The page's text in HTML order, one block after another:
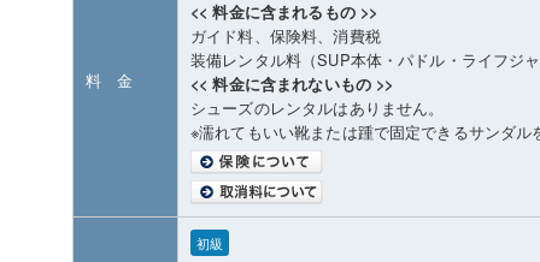
料 金
<< 料金に含まれるもの >>
ガイド料、保険料、消費税
装備レンタル料（SUP本体・パドル・ライフジ
<< 料金に含まれないもの >>
シューズのレンタルはありません。
※濡れてもいい靴または踵で固定できるサンダル
初級